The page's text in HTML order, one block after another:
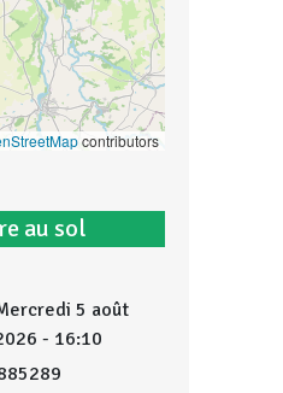
contributors
au sol
5 août
- 16:10